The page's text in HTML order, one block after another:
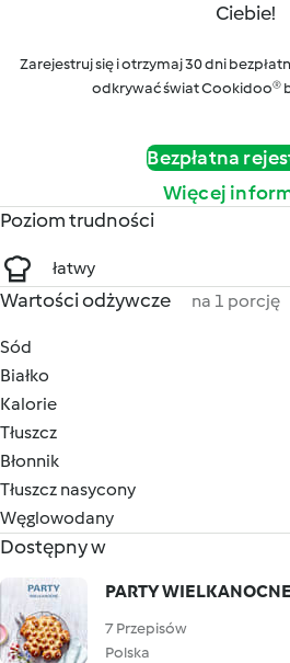
Ciebie!
Zarejestruj się i otrzymaj 30 dni
odkrywać świat Cookidoo®
Bezpłatna
Więcej
Poziom trudności
łatwy
Wartości odżywcze na 1 porcję
Sód
Białko
Kalorie
Tłuszcz
Błonnik
Tłuszcz nasycony
Węglowodany
Dostępny w
PARTY WIELKANOCNE
7 Przepisów
Polska